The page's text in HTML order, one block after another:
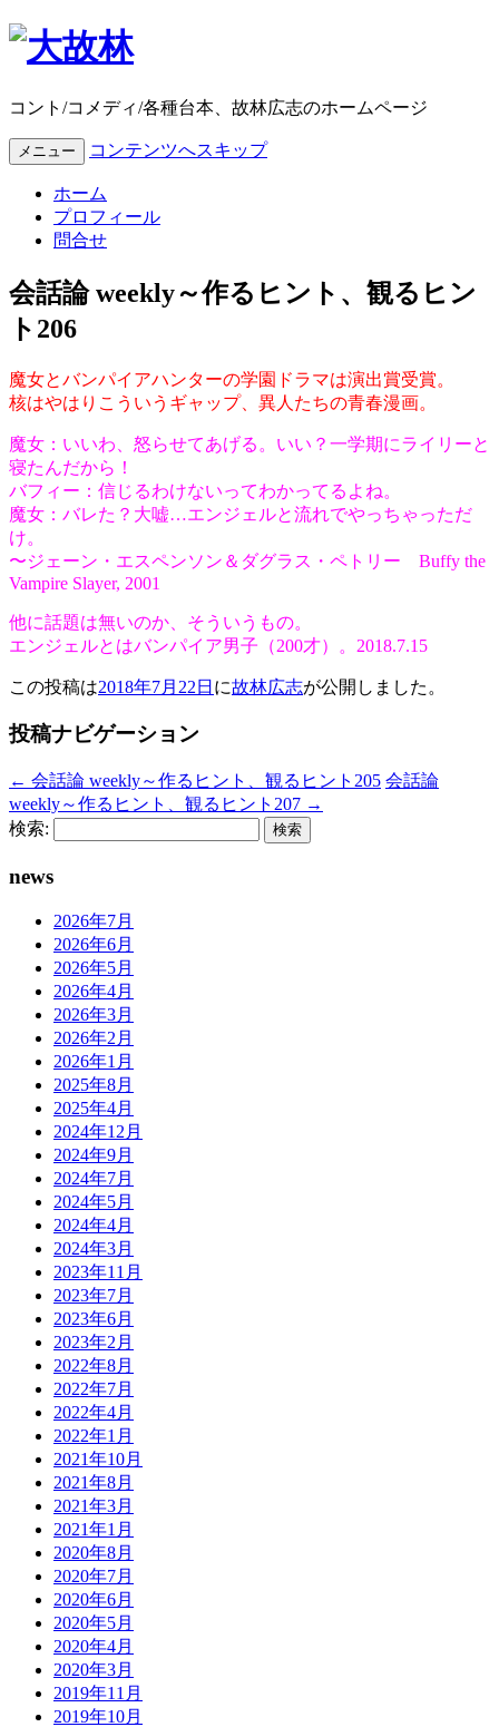
コント/コメディ/各種台本、故林広志のホームページ
メニュー コンテンツへスキップ
ホーム
プロフィール
問合せ
会話論 weekly～作るヒント、観るヒン
ト206
魔女とバンパイアハンターの学園ドラマは演出賞受賞。
核はやはりこういうギャップ、異人たちの青春漫画。
魔女：いいわ、怒らせてあげる。いい？一学期にライリーと
寝たんだから！
バフィー：信じるわけないってわかってるよね。
魔女：バレた？大嘘…エンジェルと流れでやっちゃっただ
け。
〜ジェーン・エスペンソン＆ダグラス・ペトリー Buffy the
Vampire Slayer, 2001
他に話題は無いのか、そういうもの。
エンジェルとはバンパイア男子（200才）。2018.7.15
この投稿は2018年7月22日 に故林広志が公開しました 。
投稿ナビゲーション
← 会話論 weekly～作るヒント、観るヒント205 会話論
weekly～作るヒント、観るヒント207 →
検索:
news
2026年7月
2026年6月
2026年5月
2026年4月
2026年3月
2026年2月
2026年1月
2025年8月
2025年4月
2024年12月
2024年9月
2024年7月
2024年5月
2024年4月
2024年3月
2023年11月
2023年7月
2023年6月
2023年2月
2022年8月
2022年7月
2022年4月
2022年1月
2021年10月
2021年8月
2021年3月
2021年1月
2020年8月
2020年7月
2020年6月
2020年5月
2020年4月
2020年3月
2019年11月
2019年10月